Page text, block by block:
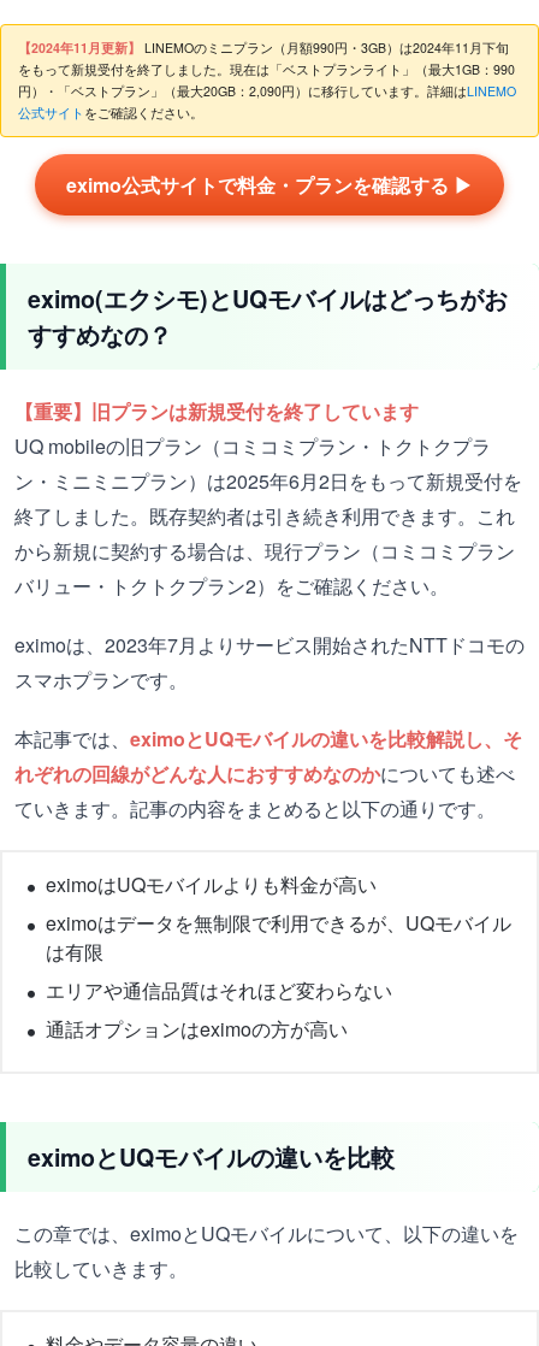
【2024年11月更新】 LINEMOのミニプラン（月額990円・3GB）は2024年11月下旬
をもって新規受付を終了しました。現在は「ベストプランライト」（最大1GB：990
円）・「ベストプラン」（最大20GB：2,090円）に移行しています。詳細はLINEMO
公式サイト をご確認ください。
eximo公式サイトで料金・プランを確認する ▶
eximo(エクシモ)とUQモバイルはどっちがお
すすめなの？
【重要】旧プランは新規受付を終了しています
UQ mobileの旧プラン（コミコミプラン・トクトクプラ
ン・ミニミニプラン）は2025年6月2日をもって新規受付を
終了しました。既存契約者は引き続き利用できます。これ
から新規に契約する場合は、現行プラン（コミコミプラン
バリュー・トクトクプラン2）をご確認ください。
eximoは、2023年7月よりサービス開始されたNTTドコモの
スマホプランです。
本記事では、 eximoとUQモバイルの違いを比較解説し、そ
れぞれの回線がどんな人におすすめなのかについても述べ
ていきます。記事の内容をまとめると以下の通りです。
eximoはUQモバイルよりも料金が高い
eximoはデータを無制限で利用できるが、UQモバイル
は有限
エリアや通信品質はそれほど変わらない
通話オプションはeximoの方が高い
eximoとUQモバイルの違いを比較
この章では、eximoとUQモバイルについて、以下の違いを
比較していきます。